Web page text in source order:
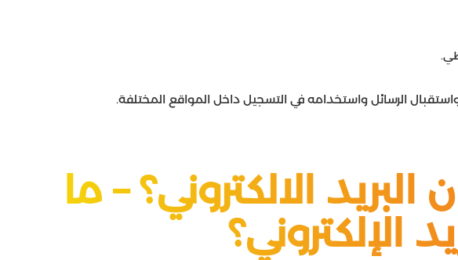
الرسائل واستخدامه في التسجيل داخل المواقع المختلفة.
الالكتروني؟ – ما
الإلكتروني؟